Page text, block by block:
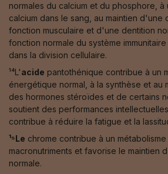
normales du calcium et du phosphore, à
calcium dans le sang, au maintien d'une
fonction musculaire et d'une dentition
fonction normale du système
dans la division cellulaire.
¹⁴L'acide pantothénique contribue à un
énergétique normal, à la synthèse et au
des hormones stéroïdes et de certains
soutient des performances
contribue à réduire la fatigue et la
¹⁵Le chrome contribue à un
macronutriments et favorise le maintien
normale.